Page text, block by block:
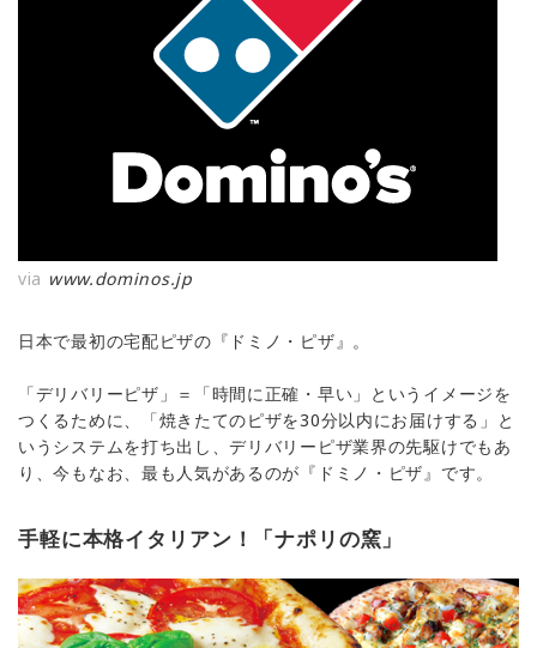
via www.dominos.jp
日本で最初の宅配ピザの『ドミノ・ピザ』。
「デリバリーピザ」＝「時間に正確・早い」というイメージを
つくるために、「焼きたてのピザを30分以内にお届けする」と
いうシステムを打ち出し、デリバリーピザ業界の先駆けでもあ
り、今もなお、最も人気があるのが『ドミノ・ピザ』です。
手軽に本格イタリアン！「ナポリの窯」